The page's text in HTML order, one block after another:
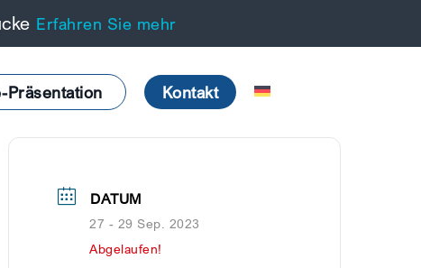
Erfahren Sie mehr
Präsentation Kontakt
DATUM
27 - 29 Sep. 2023
Abgelaufen!